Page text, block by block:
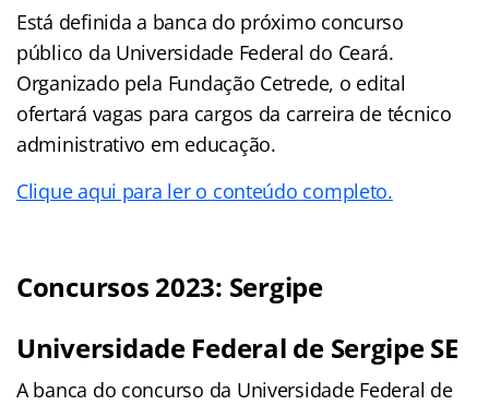
Está definida a banca do próximo concurso
público da Universidade Federal do Ceará.
Organizado pela Fundação Cetrede, o edital
ofertará vagas para cargos da carreira de técnico
administrativo em educação.
Clique aqui para ler o conteúdo completo.
Concursos 2023: Sergipe
Universidade Federal de Sergipe SE
A banca do concurso da Universidade Federal de